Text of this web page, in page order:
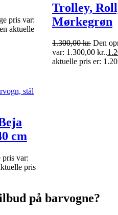
pris var:
aktuelle
Trolley,
Mørkegrøn
1.300,00kr. Den
var: 1.300,00 kr..
aktuelle pris er:
cm
pris var:
pris
på barvogne?